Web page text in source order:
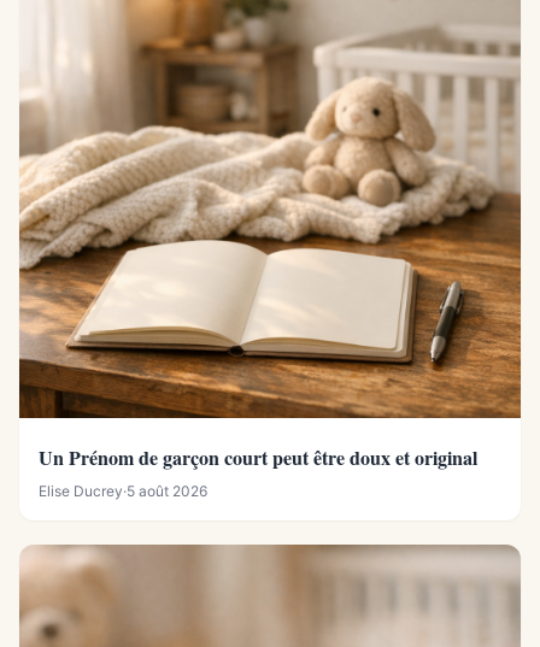
Un Prénom de garçon court peut être doux et original
Elise Ducrey·5 août 2026